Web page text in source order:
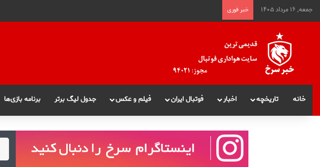
جمعه, ۱۶ مرداد ۱۴۰۵ خبر فوری
خانه تاریخچه اخبار فوتبال ایران فیلم و عکس جدول لیگ برتر برنامه بازی‌ها